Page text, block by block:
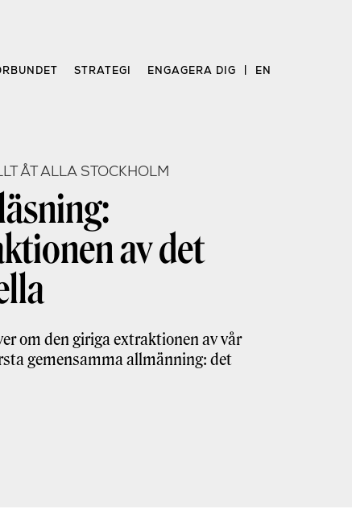
STRATEGI ENGAGERA DIG EN
ÅT ALLA STOCKHOLM
av det
om den giriga extraktionen av vår
gemensamma allmänning: det